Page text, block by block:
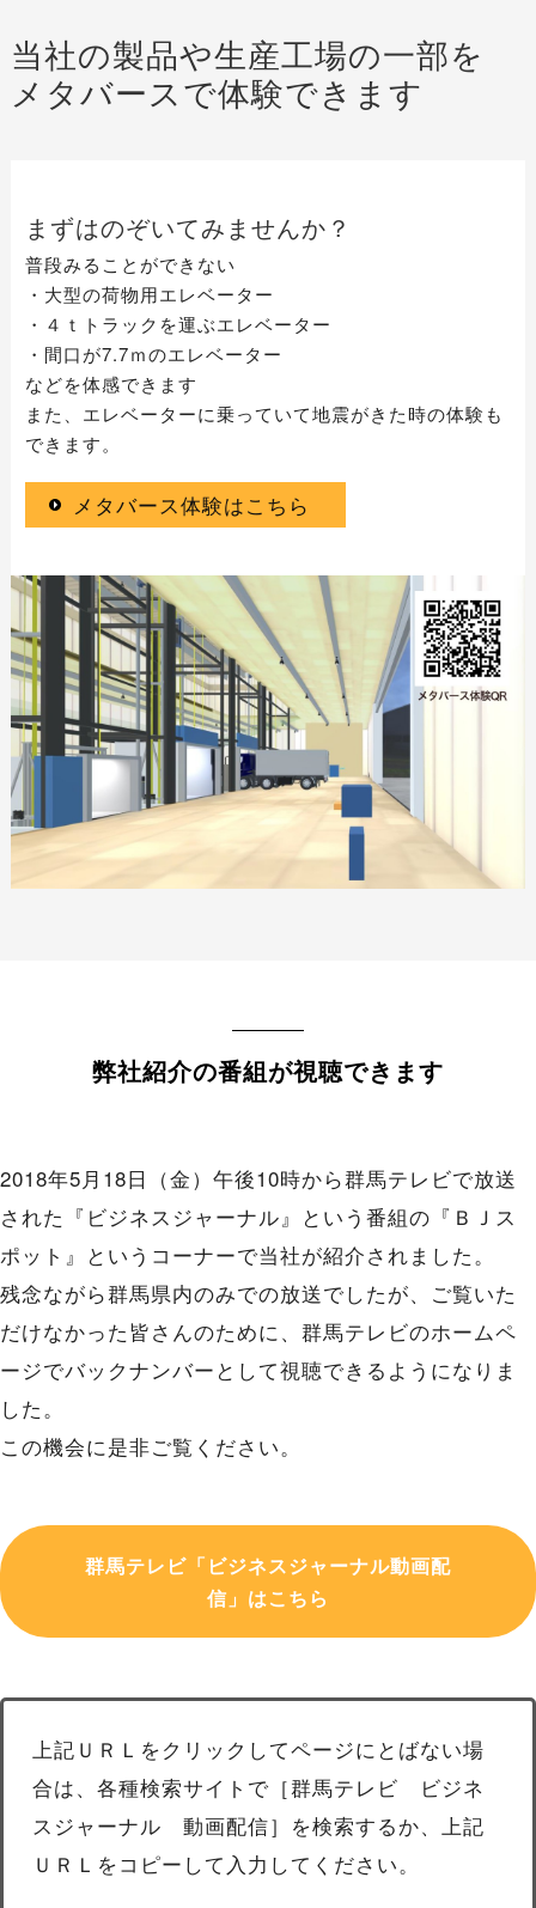
当社の製品や生産工場の一部を
メタバースで体験できます
まずはのぞいてみませんか？
普段みることができない
・大型の荷物用エレベーター
・４ｔトラックを運ぶエレベーター
・間口が7.7ｍのエレベーター
などを体感できます
また、エレベーターに乗っていて地震がきた時の体験も
できます。
メタバース体験はこちら
弊社紹介の番組が視聴できます
2018年5月18日（金）午後10時から群馬テレビで放送
された『ビジネスジャーナル』という番組の『ＢＪス
ポット』というコーナーで当社が紹介されました。
残念ながら群馬県内のみでの放送でしたが、ご覧いた
だけなかった皆さんのために、群馬テレビのホームペ
ージでバックナンバーとして視聴できるようになりま
した。
この機会に是非ご覧ください。
群馬テレビ「ビジネスジャーナル動画配
信」はこちら
上記ＵＲＬをクリックしてページにとばない場
合は、各種検索サイトで［群馬テレビ ビジネ
スジャーナル 動画配信］を検索するか、上記
ＵＲＬをコピーして入力してください。